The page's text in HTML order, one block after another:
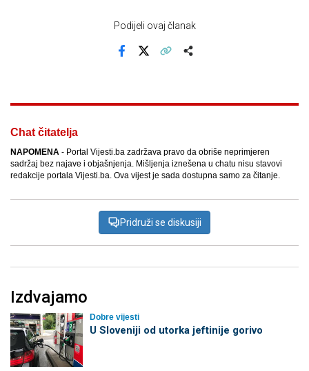
Podijeli ovaj članak
Chat čitatelja
NAPOMENA - Portal Vijesti.ba zadržava pravo da obriše neprimjeren
sadržaj bez najave i objašnjenja. Mišljenja iznešena u chatu nisu stavovi
redakcije portala Vijesti.ba. Ova vijest je sada dostupna samo za čitanje.
Pridruži se diskusiji
Izdvajamo
Dobre vijesti
U Sloveniji od utorka jeftinije gorivo